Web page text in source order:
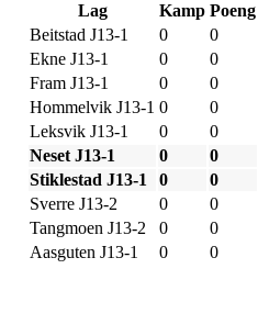
Lag
Kamp Poeng
Beitstad J13-1
0
0
Ekne J13-1
0
0
Fram J13-1
0
0
Hommelvik J13-1 0
0
Leksvik J13-1
0
0
Neset J13-1
0
0
Stiklestad J13-1
0
0
Sverre J13-2
0
0
Tangmoen J13-2
0
0
Aasguten J13-1
0 0